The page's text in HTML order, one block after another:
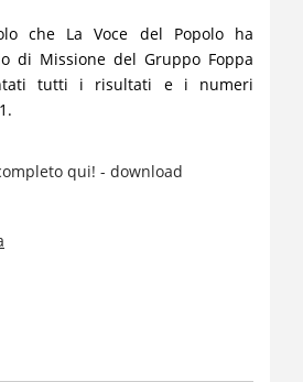
che La Voce del Popolo ha
di Missione del Gruppo Foppa
tutti i risultati e i numeri
qui! - download